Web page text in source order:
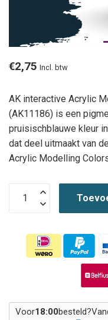
€2,75 Incl. btw
AK interactive Acrylic
(AK11186) is een
pruisischblauwe kleur
dat deel uitmaakt van
Acrylic Modelling
Voor18:00besteld?